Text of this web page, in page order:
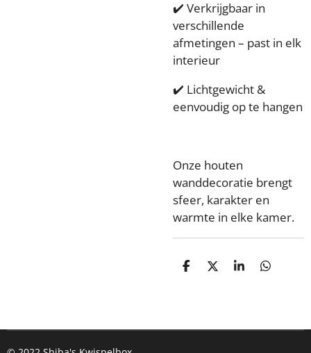
✔️ Verkrijgbaar in
verschillende
afmetingen – past in elk
interieur
✔️ Lichtgewicht &
eenvoudig op te hangen
Onze houten
wanddecoratie brengt
sfeer, karakter en
warmte in elke kamer.
D
D
S
D